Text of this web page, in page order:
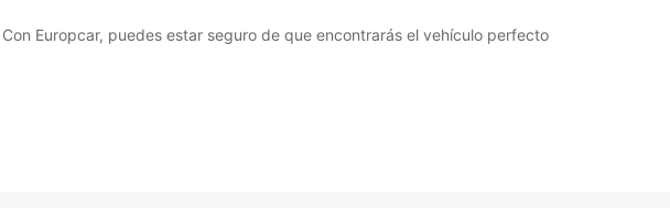
Europcar, puedes estar seguro de que encontrarás el vehículo perfecto